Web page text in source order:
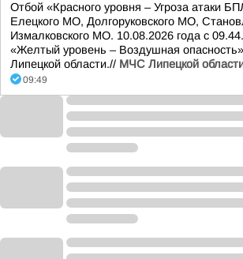
Отбой «Красного уровня – Угроза атаки
Елецкого МО, Долгоруковского МО,
Измалковского МО. 10.08.2026 года с
«Желтый уровень – Воздушная
Липецкой области.// МЧС Липецкой
09:49